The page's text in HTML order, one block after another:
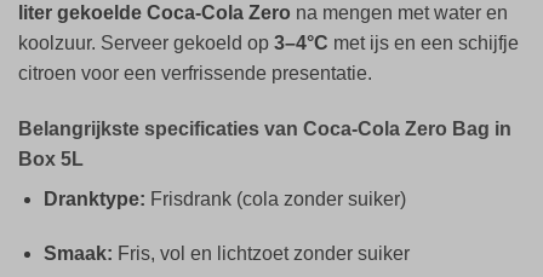
liter gekoelde Coca-Cola Zero na mengen met water en
koolzuur. Serveer gekoeld op 3–4°C met ijs en een schijfje
citroen voor een verfrissende presentatie.
Belangrijkste specificaties van Coca-Cola Zero Bag in
Box 5L
Dranktype: Frisdrank (cola zonder suiker)
Smaak: Fris, vol en lichtzoet zonder suiker